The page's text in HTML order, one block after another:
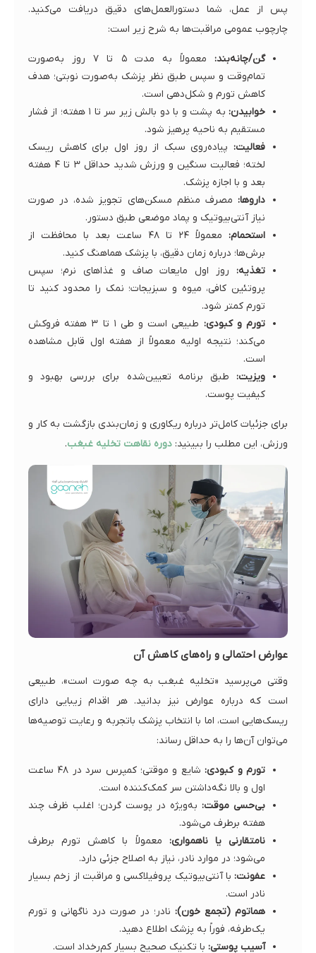
پس از عمل، شما دستورالعمل‌های دقیق دریافت می‌کنید.
چارچوب عمومی مراقبت‌ها به شرح زیر است:
گن/چانه‌بند:
معمولاً به مدت ۵ تا ۷ روز به‌صورت
تمام‌وقت و سپس طبق نظر پزشک به‌صورت نوبتی؛ هدف
کاهش تورم و شکل‌دهی است.
خوابیدن:
به پشت و با دو بالش زیر سر تا ۱ هفته؛ از فشار
مستقیم به ناحیه پرهیز شود.
فعالیت: پیاده‌روی سبک از روز اول برای کاهش ریسک
لخته؛ فعالیت سنگین و ورزش شدید حداقل ۳ تا ۴ هفته
بعد و با اجازه پزشک.
داروها: مصرف منظم مسکن‌های تجویز شده، در صورت
نیاز آنتی‌بیوتیک و پماد موضعی طبق دستور.
استحمام:
معمولاً ۲۴ تا ۴۸ ساعت بعد با محافظت از
برش‌ها؛ درباره زمان دقیق، با پزشک هماهنگ کنید.
تغذیه: روز اول مایعات صاف و غذاهای نرم؛ سپس
پروتئین کافی، میوه و سبزیجات؛ نمک را محدود کنید تا
تورم کمتر شود.
تورم و کبودی:
طبیعی است و طی ۱ تا ۳ هفته فروکش
می‌کند؛ نتیجه اولیه معمولاً از هفته اول قابل مشاهده
است.
ویزیت: طبق برنامه تعیین‌شده برای بررسی بهبود و
کیفیت پوست.
برای جزئیات کامل‌تر درباره ریکاوری و زمان‌بندی بازگشت به کار و
ورزش، این مطلب را ببینید: دوره نقاهت تخلیه غبغب.
عوارض احتمالی و راه‌های کاهش آن
وقتی می‌پرسید «تخلیه غبغب به چه صورت است»، طبیعی
است که درباره عوارض نیز بدانید. هر اقدام زیبایی دارای
ریسک‌هایی است، اما با انتخاب پزشک باتجربه و رعایت توصیه‌ها
می‌توان آن‌ها را به حداقل رساند:
تورم و کبودی:
شایع و موقتی؛ کمپرس سرد در ۴۸ ساعت
اول و بالا نگه‌داشتن سر کمک‌کننده است.
بی‌حسی موقت: به‌ویژه در پوست گردن؛ اغلب ظرف چند
هفته برطرف می‌شود.
نامتقارنی یا ناهمواری: معمولاً با کاهش تورم برطرف
می‌شود؛ در موارد نادر، نیاز به اصلاح جزئی دارد.
عفونت: با آنتی‌بیوتیک پروفیلاکسی و مراقبت از زخم بسیار
نادر است.
هماتوم (تجمع خون): نادر؛ در صورت درد ناگهانی و تورم
یک‌طرفه، فوراً به پزشک اطلاع دهید.
آسیب پوستی: با تکنیک صحیح بسیار کم‌رخداد است.